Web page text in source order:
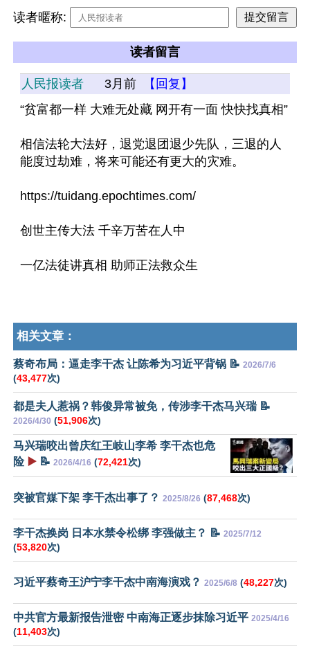
读者暱称:
读者留言
人民报读者 3月前
【回复】
“贫富都一样 大难无处藏 网开有一面 快快找真相”
相信法轮大法好，退党退团退少先队，三退的人
能度过劫难，将来可能还有更大的灾难。
https://tuidang.epochtimes.com/
创世主传大法 千辛万苦在人中
一亿法徒讲真相 助师正法救众生
相关文章：
蔡奇布局：逼走李干杰 让陈希为习近平背锅 📝 2026/7/6
(43,477次)
都是夫人惹祸？韩俊异常被免，传涉李干杰马兴瑞 📝
2026/4/30 (51,906次)
马兴瑞咬出曾庆红王岐山李希 李干杰也危
险 ▶️ 📝 2026/4/16 (72,421次)
突被官媒下架 李干杰出事了？ 2025/8/26 (87,468次)
李干杰换岗 日本水禁令松绑 李强做主？ 📝 2025/7/12
(53,820次)
习近平蔡奇王沪宁李干杰中南海演戏？ 2025/6/8 (48,227次)
中共官方最新报告泄密 中南海正逐步抹除习近平 2025/4/16
(11,403次)